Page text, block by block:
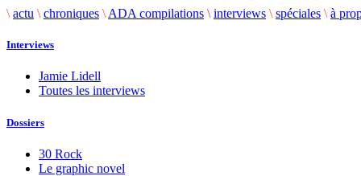
\ actu \ chroniques \ ADA compilations \ interviews \ spéciales \ à
Interviews
Jamie Lidell
Toutes les interviews
Dossiers
30 Rock
Le graphic novel